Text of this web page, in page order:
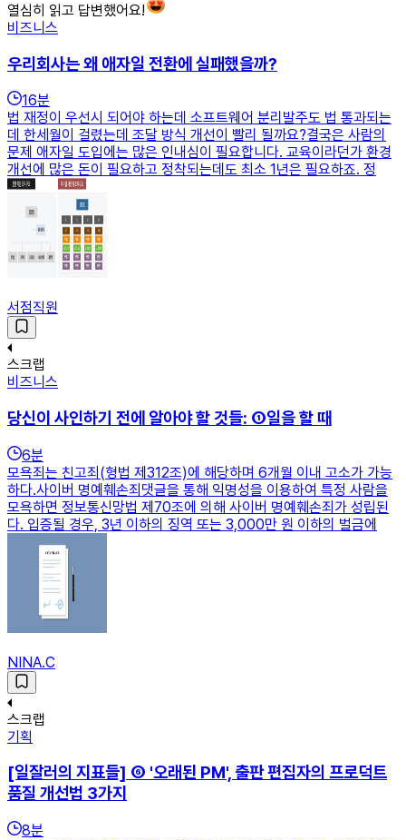
열심히 읽고 답변했어요!
비즈니스
우리회사는 왜 애자일 전환에 실패했을까?
16분
법 재정이 우선시 되어야 하는데 소프트웨어 분리발주도 법 통과되는
데 한세월이 걸렸는데 조달 방식 개선이 빨리 될까요?결국은 사람의
문제 애자일 도입에는 많은 인내심이 필요합니다. 교육이라던가 환경
개선에 많은 돈이 필요하고 정착되는데도 최소 1년은 필요하죠. 정
서점직원
스크랩
비즈니스
당신이 사인하기 전에 알아야 할 것들: ①일을 할 때
6분
모욕죄는 친고죄(형법 제312조)에 해당하며 6개월 이내 고소가 가능
하다.사이버 명예훼손죄댓글을 통해 익명성을 이용하여 특정 사람을
모욕하면 정보통신망법 제70조에 의해 사이버 명예훼손죄가 성립된
다. 입증될 경우, 3년 이하의 징역 또는 3,000만 원 이하의 벌금에
NINA.C
스크랩
기획
[일잘러의 지표들] ⑥ '오래된 PM', 출판 편집자의 프로덕트
품질 개선법 3가지
8분